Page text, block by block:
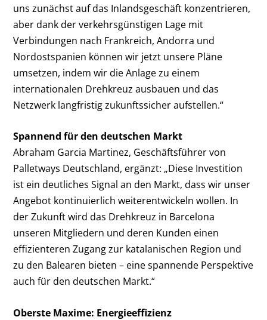
uns zunächst auf das Inlandsgeschäft konzentrieren,
aber dank der verkehrsgünstigen Lage mit
Verbindungen nach Frankreich, Andorra und
Nordostspanien können wir jetzt unsere Pläne
umsetzen, indem wir die Anlage zu einem
internationalen Drehkreuz ausbauen und das
Netzwerk langfristig zukunftssicher aufstellen.“
Spannend für den deutschen Markt
Abraham Garcia Martinez, Geschäftsführer von
Palletways Deutschland, ergänzt: „Diese Investition
ist ein deutliches Signal an den Markt, dass wir unser
Angebot kontinuierlich weiterentwickeln wollen. In
der Zukunft wird das Drehkreuz in Barcelona
unseren Mitgliedern und deren Kunden einen
effizienteren Zugang zur katalanischen Region und
zu den Balearen bieten – eine spannende Perspektive
auch für den deutschen Markt.“
Oberste Maxime: Energieeffizienz